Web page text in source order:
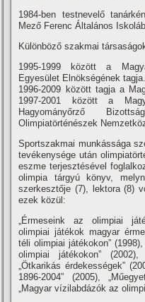
1984-ben testnevelő
Mező Ferenc Általános
Különböző szakmai
1995-1999 között a
Egyesület Elnökségének tagja.
1996-2009 között tagja a
1997-2001 között a
Hagyományőrző
Olimpiatörténészek
Sportszakmai munkássága
tevékenysége után
eszme terjesztésével
olimpia tárgyú könyv,
szerkesztője (7), lektora (8)
ezek közül:
„Érmeseink az olimpiai
olimpiai játékok magyar
téli olimpiai játékokon”
olimpiai játékokon” (2002),
„Ötkarikás érdekességek”
1896-2004” (2005),
„Magyar ví­zilabdázók az